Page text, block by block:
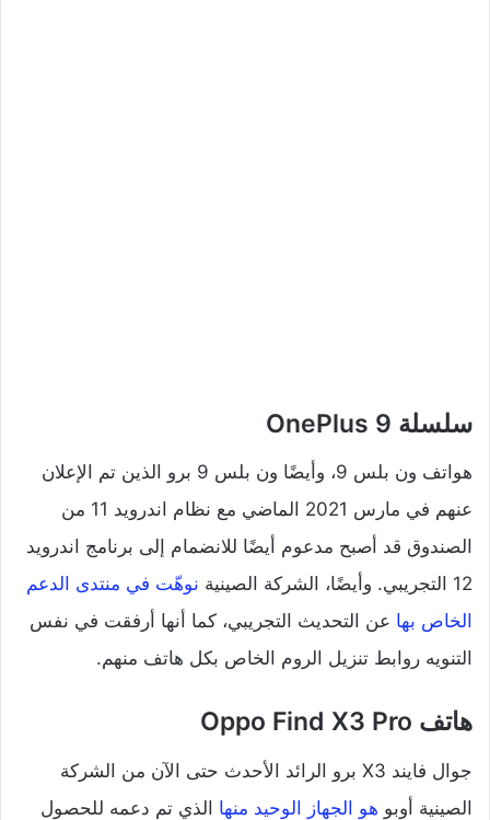
سلسلة OnePlus 9
هواتف ون بلس 9، وأيضًا ون بلس 9 برو الذين تم الإعلان
عنهم في مارس 2021 الماضي مع نظام اندرويد 11 من
الصندوق قد أصبح مدعوم أيضًا للانضمام إلى برنامج اندرويد
12 التجريبي. وأيضًا، الشركة الصينية
نوهّت في منتدى الدعم
الخاص بها عن التحديث التجريبي، كما أنها أرفقت في نفس
التنويه روابط تنزيل الروم الخاص بكل هاتف منهم.
هاتف Oppo Find X3 Pro
جوال فايند X3 برو الرائد الأحدث حتى الآن من الشركة
الصينية أوبو هو الجهاز الوحيد منها الذي تم دعمه للحصول